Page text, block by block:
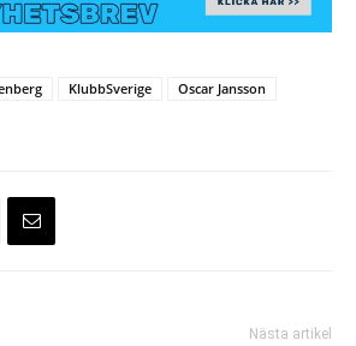
KlubbSverige
Oscar Jansson
Nästa artikel